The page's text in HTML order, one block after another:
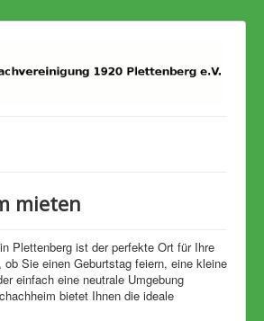
mieten
Plettenberg ist der perfekte Ort für Ihre
ob Sie einen Geburtstag feiern, eine kleine
einfach eine neutrale Umgebung
bietet Ihnen die ideale